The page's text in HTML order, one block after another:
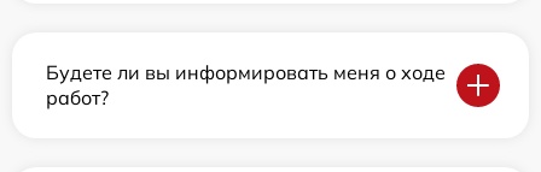
Будете ли вы информировать меня о ходе
работ?